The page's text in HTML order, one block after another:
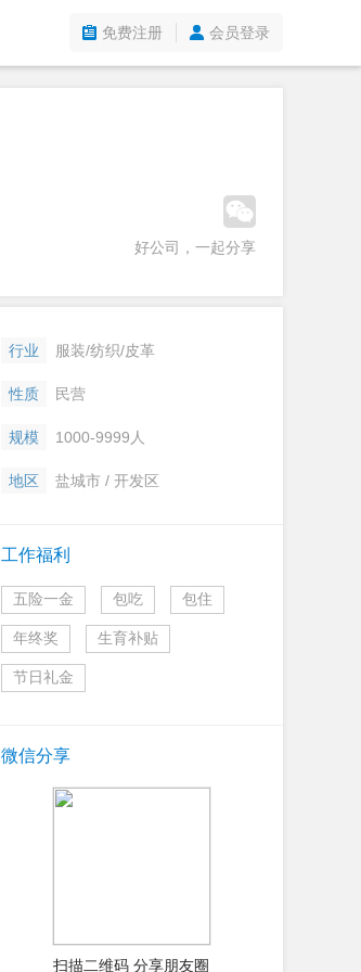
免费注册 会员登录
好公司，一起分享
行业 服装/纺织/皮革
性质 民营
规模 1000-9999人
地区 盐城市 / 开发区
工作福利
五险一金 包吃 包住
年终奖 生育补贴
节日礼金
微信分享
扫描二维码 分享朋友圈